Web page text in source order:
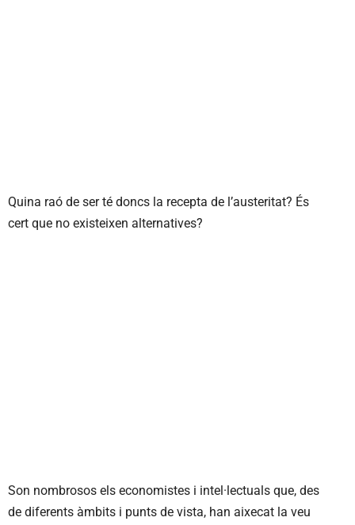
Quina raó de ser té doncs la recepta de l’austeritat? És
cert que no existeixen alternatives?
Son nombrosos els economistes i intel·lectuals que, des
de diferents àmbits i punts de vista, han aixecat la veu